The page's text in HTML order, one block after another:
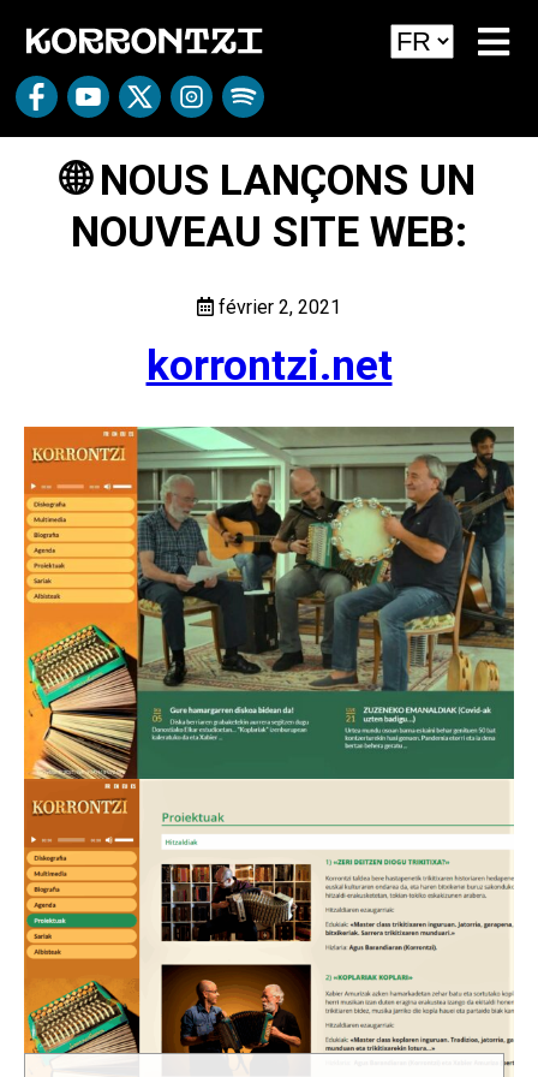
🌐 NOUS LANÇONS UN
NOUVEAU SITE WEB:
février 2, 2021
korrontzi.net